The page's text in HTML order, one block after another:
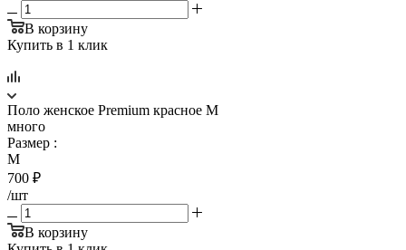
В корзину
Купить в 1 клик
Поло женское Premium красное M
много
Размер :
M
700 ₽
/шт
В корзину